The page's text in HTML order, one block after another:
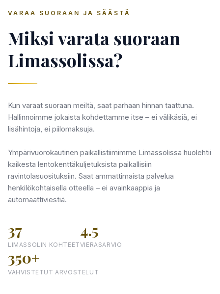
VARAA SUORAAN JA SÄÄSTÄ
Miksi varata suoraan
Limassolissa?
Kun varaat suoraan meiltä, saat parhaan hinnan taattuna.
Hallinnoimme jokaista kohdettamme itse – ei välikäsiä, ei
lisähintoja, ei piilomaksuja.
Ympärivuorokautinen paikallistiimimme Limassolissa huolehtii
kaikesta lentokenttäkuljetuksista paikallisiin
ravintolasuosituksiin. Saat ammattimaista palvelua
henkilökohtaisella otteella – ei avainkaappia ja
automaattiviestiä.
37
LIMASSOLIN KOHTEET
4.5
VIERASARVIO
350+
VAHVISTETUT ARVOSTELUT